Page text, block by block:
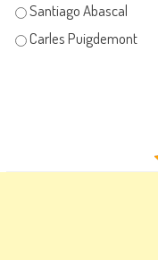
Santiago Abascal
Carles Puigdemont